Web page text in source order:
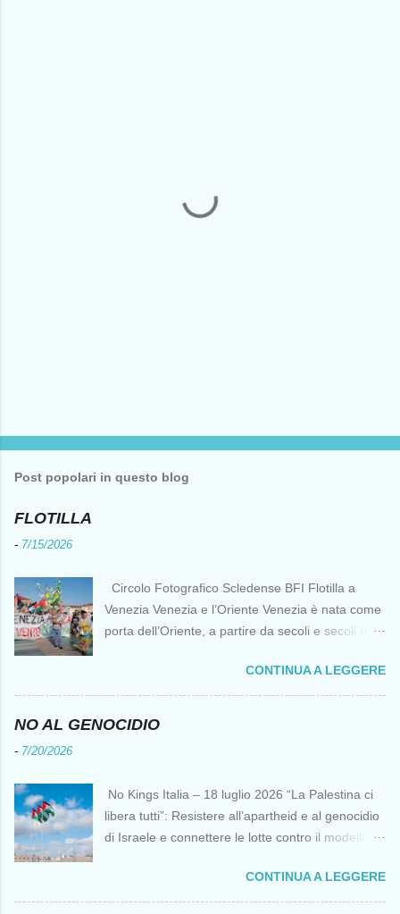
Post popolari in questo blog
FLOTILLA
- 7/15/2026
Circolo Fotografico Scledense BFI Flotilla a
Venezia Venezia e l’Oriente Venezia è nata come
porta dell’Oriente, a partire da secoli e secoli fa ai
di cantierizzazione veneziane divennero preziose
per tutti i crociati diretti a Gerusalemme. Proprio
le crociate fornirono ai veneziani l’occasione per
del Duecento. Dal XIII al XV secolo Venezia
continuò ad avere un ruolo fondamentale nei
rapporti tra l’Europa e l’Oriente, ruolo che si
CONTINUA A LEGGERE
NO AL GENOCIDIO
- 7/20/2026
No Kings Italia – 18 luglio 2026 “La Palestina ci
libera tutti”: Resistere all’apartheid e al genocidio
di Israele e connettere le lotte contro il modello
Bandiere palestinesi presso il Mausoleo di Yasser
Arafat alla Muqata'a La “totale impunità ” di
CONTINUA A LEGGERE